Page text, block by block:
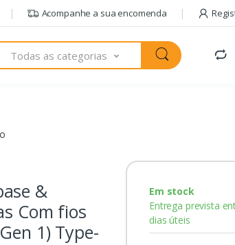
Acompanhe a sua encomenda
Todas as categorias
&
Com fios
1) Type-
Em stock
Entrega prevista
dias úteis